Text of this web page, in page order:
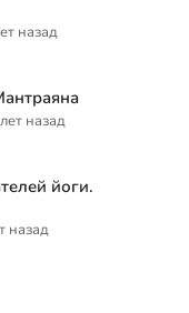
назад
назад
йоги.
назад